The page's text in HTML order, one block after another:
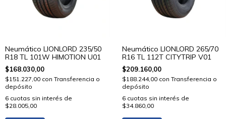
Neumático LIONLORD 235/50
R18 TL 101W HIMOTION U01
$168.030,00
$151.227,00 con Transferencia o
depósito
6 cuotas sin interés de
$28.005,00
Neumático LIONLORD 265/70
R16 TL 112T CITYTRIP V01
$209.160,00
$188.244,00 con Transferencia o
depósito
6 cuotas sin interés de
$34.860,00